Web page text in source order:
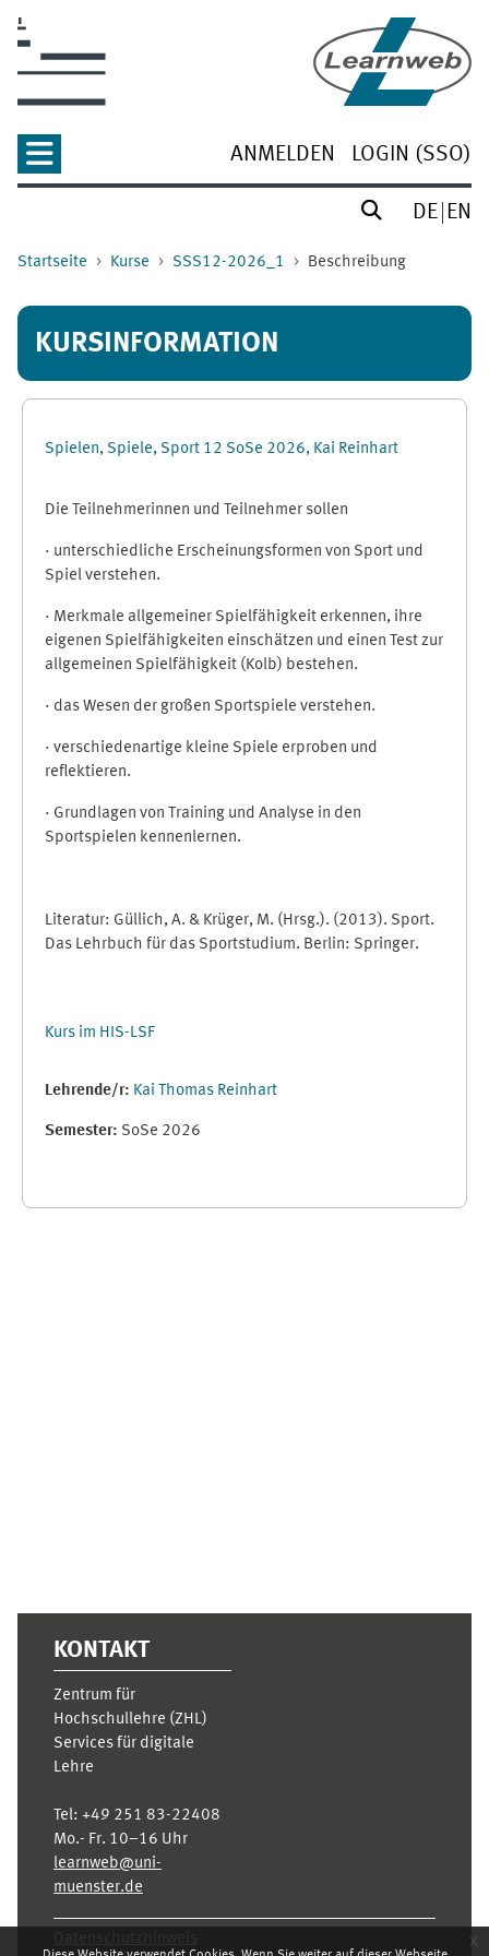
x
ANMELDEN LOGIN (SSO)
DE EN
Startseite Kurse SSS12-2026_1 Beschreibung
KURSINFORMATION
Spielen, Spiele, Sport 12 SoSe 2026, Kai Reinhart
Die Teilnehmerinnen und Teilnehmer sollen
· unterschiedliche Erscheinungsformen von Sport und
Spiel verstehen.
· Merkmale allgemeiner Spielfähigkeit erkennen, ihre
eigenen Spielfähigkeiten einschätzen und einen Test zur
allgemeinen Spielfähigkeit (Kolb) bestehen.
· das Wesen der großen Sportspiele verstehen.
· verschiedenartige kleine Spiele erproben und
reflektieren.
· Grundlagen von Training und Analyse in den
Sportspielen kennenlernen.
Literatur: Güllich, A. & Krüger, M. (Hrsg.). (2013). Sport.
Das Lehrbuch für das Sportstudium. Berlin: Springer.
Kurs im HIS-LSF
Lehrende/r: Kai Thomas Reinhart
Semester: SoSe 2026
KONTAKT
Zentrum für
Hochschullehre (ZHL)
Services für digitale
Lehre
Tel: +49 251 83-22408
Mo.- Fr. 10–16 Uhr
learnweb@uni-
muenster.de